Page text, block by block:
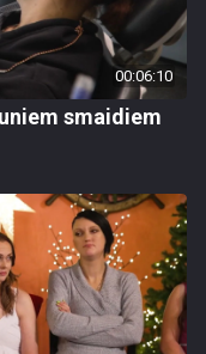
00:06:10
smaidiem